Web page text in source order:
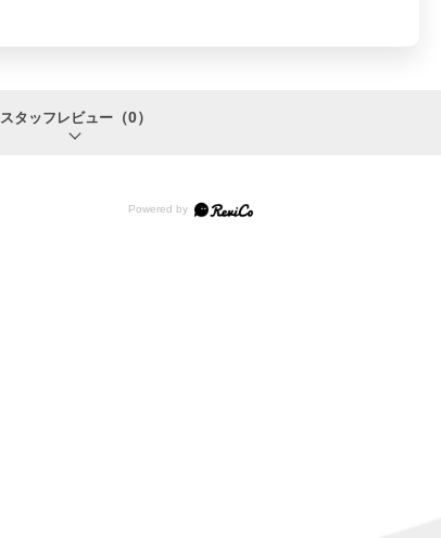
スタッフレビュー （0）